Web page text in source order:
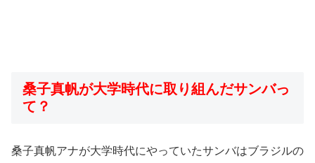
桑子真帆が大学時代に取り組んだサンバっ
て？
桑子真帆アナが大学時代にやっていたサンバはブラジルの